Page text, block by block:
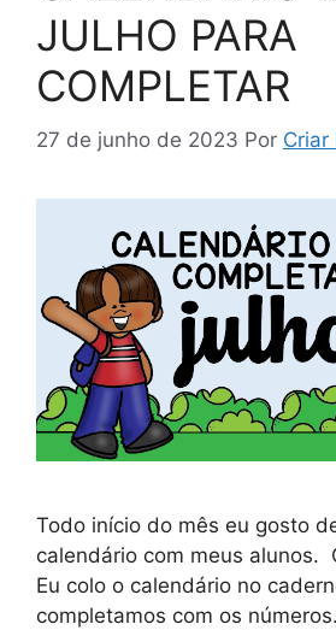
JULHO PARA
COMPLETAR
27 de junho de 2023 Por Criar
Todo início do mês eu gosto
calendário com meus alunos.
Eu colo o calendário no
completamos com os